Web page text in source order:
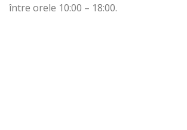
între orele 10:00 – 18:00.